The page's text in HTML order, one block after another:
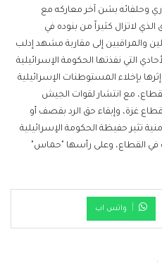
وحلفائه بشن آخر معاركه مع
لاتزال كثيراً من بنوده في
والمراقبين إلى مقاربة مشهد إدلب
التي نفذتها الحكومة الإسرائيلية
على إثرها بإخلاء المستوطنات الإسرائيلية
مع انتشار لقوات الجيش
غزة، وإبقاء حق الرد بقصف أو
تثير حفيظة الحكومة الإسرائيلية
في القطاع، وعلى رأسها "حماس"
واتس اب